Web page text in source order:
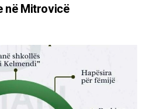
në Mitrovicë